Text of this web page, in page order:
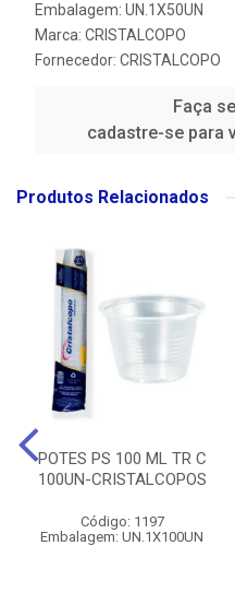
Embalagem: UN.1X50UN
Marca: CRISTALCOPO
Fornecedor: CRISTALCOPO
Faça
cadastre-se para
Produtos Relacionados
POTES PS 100 ML TR C
100UN-CRISTALCOPOS
Código: 1197
Embalagem: UN.1X100UN